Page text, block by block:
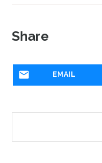
Share
EMAIL